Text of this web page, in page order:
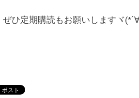
ぜひ定期購読もお願いしますヾ